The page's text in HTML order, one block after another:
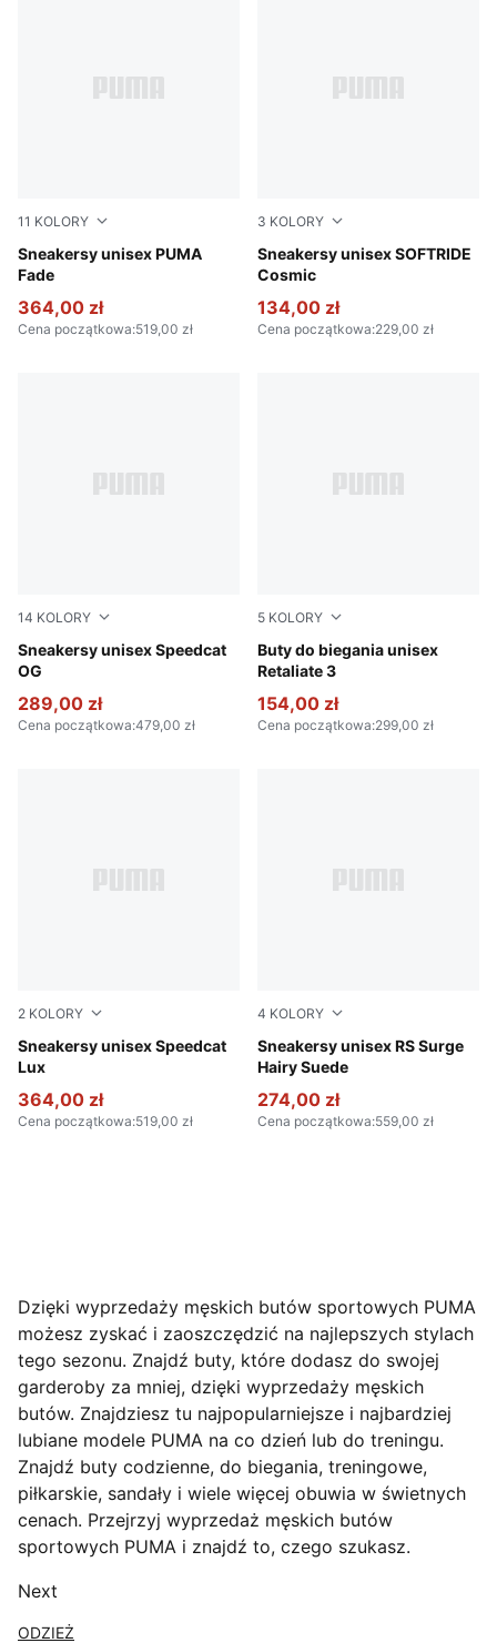
11 KOLORY
Sneakersy unisex PUMA
Fade
PUMA Black-PUMA Silver
364,00 zł
Cena początkowa:519,00 zł
3 KOLORY
Sneakersy unisex SOFTRIDE
Cosmic
PUMA Black-PUMA White
134,00 zł
Cena początkowa:229,00 zł
14 KOLORY
Sneakersy unisex Speedcat
OG
Pelé Yellow-PUMA Black
289,00 zł
Cena początkowa:479,00 zł
5 KOLORY
Buty do biegania unisex
Retaliate 3
PUMA White-Feather Gray
154,00 zł
Cena początkowa:299,00 zł
2 KOLORY
Sneakersy unisex Speedcat
Lux
Chocolate-Gum
364,00 zł
Cena początkowa:519,00 zł
4 KOLORY
Sneakersy unisex RS Surge
Hairy Suede
Pebble Gray-Loden Green
274,00 zł
Cena początkowa:559,00 zł
Dzięki wyprzedaży męskich butów sportowych PUMA
możesz zyskać i zaoszczędzić na najlepszych stylach
tego sezonu. Znajdź buty, które dodasz do swojej
garderoby za mniej, dzięki wyprzedaży męskich
butów. Znajdziesz tu najpopularniejsze i najbardziej
lubiane modele PUMA na co dzień lub do treningu.
Znajdź buty codzienne, do biegania, treningowe,
piłkarskie, sandały i wiele więcej obuwia w świetnych
cenach. Przejrzyj wyprzedaż męskich butów
sportowych PUMA i znajdź to, czego szukasz.
Next
ODZIEŻ